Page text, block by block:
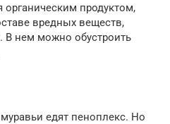
продуктом,
вредных веществ,
В нем можно обустроить
едят пеноплекс. Но